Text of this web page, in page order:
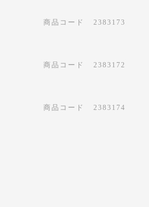
商品コード 2383173
商品コード 2383172
商品コード 2383174